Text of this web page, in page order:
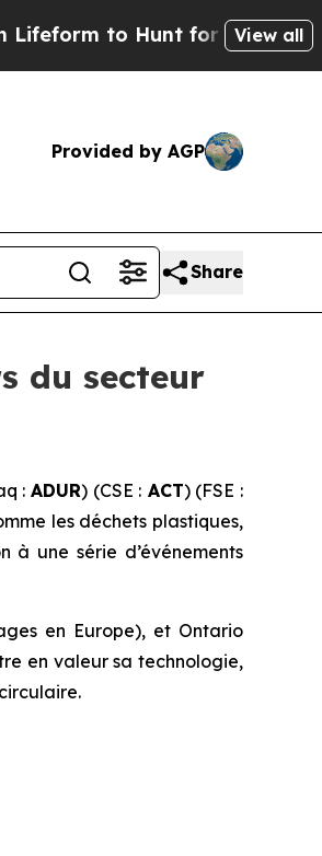
Hunt for Extraterrestrials
View all
Provided by AGP
Share
du secteur
: ADUR) (CSE : ACT) (FSE :
les déchets plastiques,
à une série d’événements
en Europe), et Ontario
en valeur sa technologie,